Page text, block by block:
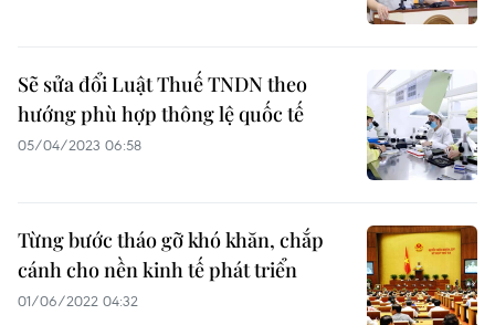
Sẽ sửa đổi Luật Thuế TNDN theo
hướng phù hợp thông lệ quốc tế
05/04/2023 06:58
Từng bước tháo gỡ khó khăn, chắp
cánh cho nền kinh tế phát triển
01/06/2022 04:32